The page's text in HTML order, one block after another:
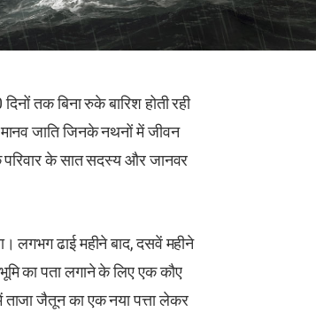
तक बिना रुके बारिश होती रही
जाति जिनके नथनों में जीवन
के सात सदस्य और जानवर
लगभग ढाई महीने बाद, दसवें महीने
का पता लगाने के लिए एक कौए
जैतून का एक नया पत्ता लेकर